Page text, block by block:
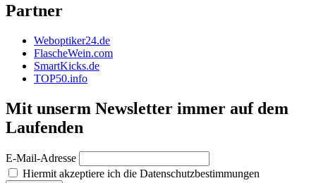
Partner
Weboptiker24.de
FlascheWein.com
SmartKicks.de
TOP50.info
Mit unserm Newsletter immer auf dem
Laufenden
E-Mail-Adresse
Hiermit akzeptiere ich die Datenschutzbestimmungen